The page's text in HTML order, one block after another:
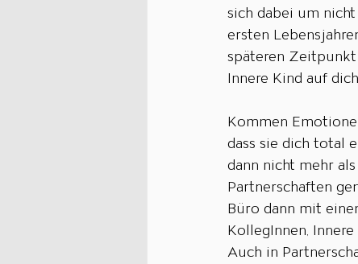
sich dabei um
ersten
späteren
Innere Kind auf
Kommen
dass sie dich total
dann nicht mehr
Partnerschaften
Büro dann mit
KollegInnen,
Auch in